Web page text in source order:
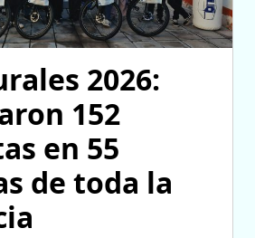
2026:
152
en 55
de toda la